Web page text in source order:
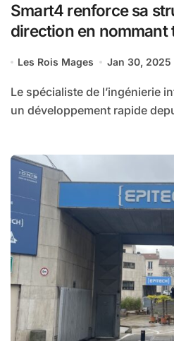
Smart4 renforce sa
direction en nommant
Les Rois Mages Jan 30, 2025
Le spécialiste de l’ingénierie intelligente, qui a connu
un développement rapide